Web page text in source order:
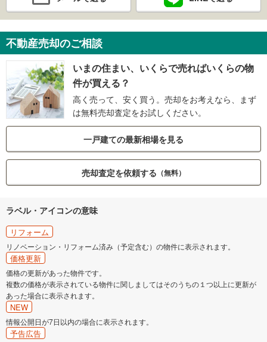
不動産売却のご相談
いまの住まい、いくらで売ればいくらの物
件が買える？
高く売って、安く買う。売却をお考えなら、まず
は無料売却査定をお試しください。
一戸建ての最新相場を見る
売却査定を依頼する （無料）
ラベル・アイコンの意味
リフォーム
リノベーション・リフォーム済み（予定含む）の物件に表示されます。
価格更新
価格の更新があった物件です。
複数の価格が表示されている物件に関しましてはそのうちの１つ以上に更新が
あった場合に表示されます。
NEW
情報公開日が7日以内の場合に表示されます。
予告広告